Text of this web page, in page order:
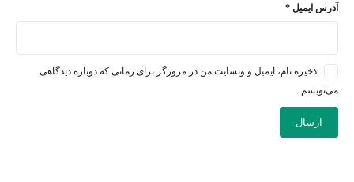
آدرس ایمیل *
ذخیره نام، ایمیل و وبسایت من در مرورگر برای زمانی که دوباره دیدگاهی
می‌نویسم.